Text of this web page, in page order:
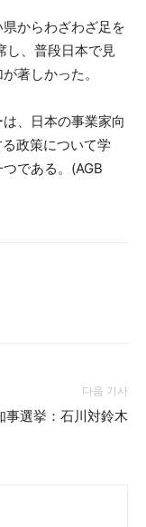
からわざわざ足を
し、普段日本で見
著しかった。
、日本の事業家向
政策について学
である。(AGB
다음 기사
事選挙：石川対鈴木